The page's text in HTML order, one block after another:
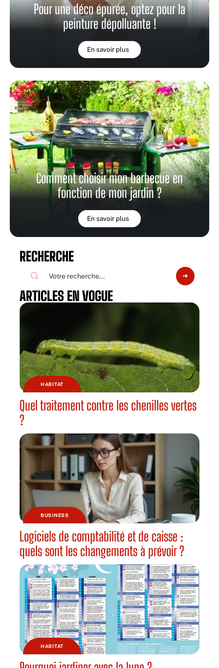
Pour une déco épurée, optez pour la
peinture dépolluante !
En savoir plus
Comment choisir mon barbecue en
fonction de mon jardin ?
En savoir plus
RECHERCHE
ARTICLES EN VOGUE
HABITAT
Quel traitement contre les chenilles vertes
?
BUSINESS
Logiciels de comptabilité et de caisse :
quels sont les changements à prévoir ?
HABITAT